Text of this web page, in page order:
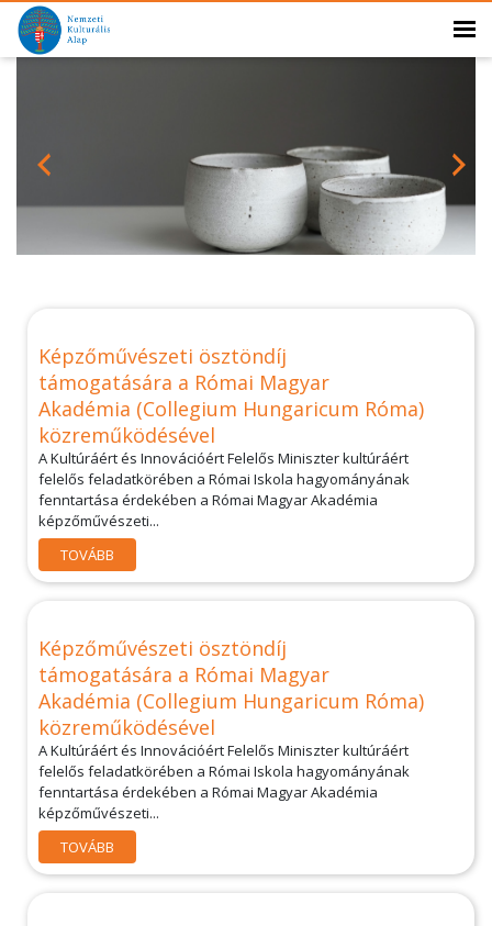
Képzőművészeti ösztöndíj
támogatására a Római Magyar
Akadémia (Collegium Hungaricum Róma)
közreműködésével
A Kultúráért és Innovációért Felelős Miniszter kultúráért
felelős feladatkörében a Római Iskola hagyományának
fenntartása érdekében a Római Magyar Akadémia
képzőművészeti...
TOVÁBB
Képzőművészeti ösztöndíj
támogatására a Római Magyar
Akadémia (Collegium Hungaricum Róma)
közreműködésével
A Kultúráért és Innovációért Felelős Miniszter kultúráért
felelős feladatkörében a Római Iskola hagyományának
fenntartása érdekében a Római Magyar Akadémia
képzőművészeti...
TOVÁBB